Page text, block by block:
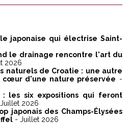
japonaise qui électrise Saint-
le drainage rencontre l'art du
2026
naturels de Croatie : une autre
cœur d'une nature préservée -
: les six expositions qui feront
2026
japonais des Champs-Élysées
- Juillet 2026